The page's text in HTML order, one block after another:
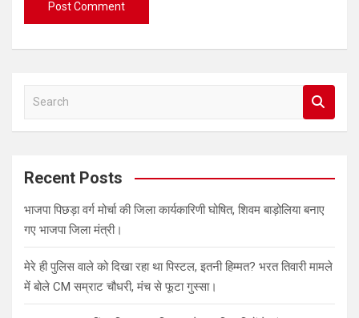
a
c
Recent Posts
भाजपा पिछड़ा वर्ग मोर्चा की जिला कार्यकारिणी घोषित, शिवम बाड़ोलिया बनाए
गए भाजपा जिला मंत्री।
मेरे ही पुलिस वाले को दिखा रहा था पिस्टल, इतनी हिम्मत? भरत तिवारी मामले
में बोले CM सम्राट चौधरी, मंच से फूटा गुस्सा।